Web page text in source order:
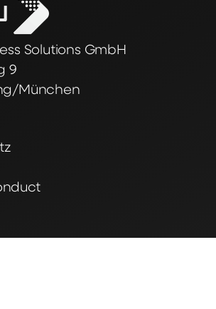
Solutions GmbH
9
München